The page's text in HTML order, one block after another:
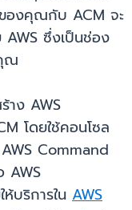
ของคุณกับ ACM จะ
AWS ซึ่งเป็นช่อง
ณ
าง AWS
โดยใช้คอนโซล
Command
AWS
บริการใน AWS